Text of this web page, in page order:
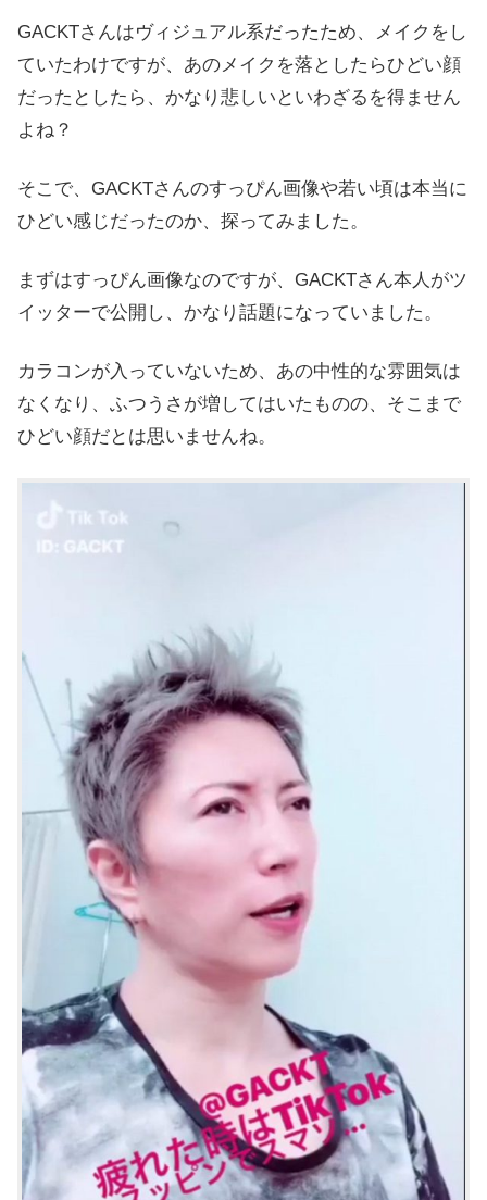
GACKTさんはヴィジュアル系だったため、メイクをし
ていたわけですが、あのメイクを落としたらひどい顔
だったとしたら、かなり悲しいといわざるを得ません
よね？
そこで、GACKTさんのすっぴん画像や若い頃は本当に
ひどい感じだったのか、探ってみました。
まずはすっぴん画像なのですが、GACKTさん本人がツ
イッターで公開し、かなり話題になっていました。
カラコンが入っていないため、あの中性的な雰囲気は
なくなり、ふつうさが増してはいたものの、そこまで
ひどい顔だとは思いませんね。